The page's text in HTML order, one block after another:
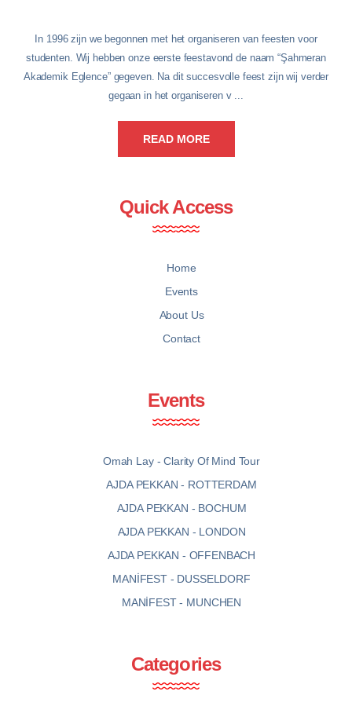
In 1996 zijn we begonnen met het organiseren van feesten voor
studenten. Wij hebben onze eerste feestavond de naam “Şahmeran
Akademik Eglence” gegeven. Na dit succesvolle feest zijn wij verder
gegaan in het organiseren v ...
READ MORE
Quick Access
Home
Events
About Us
Contact
Events
Omah Lay - Clarity Of Mind Tour
AJDA PEKKAN - ROTTERDAM
AJDA PEKKAN - BOCHUM
AJDA PEKKAN - LONDON
AJDA PEKKAN - OFFENBACH
MANİFEST - DUSSELDORF
MANİFEST - MUNCHEN
Categories